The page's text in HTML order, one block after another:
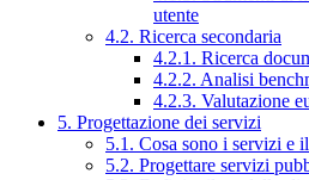
utente
4.2. Ricerca secondaria
4.2.1. Ricerca
4.2.2. Analisi
4.2.3. Valutazione
5. Progettazione dei servizi
5.1. Cosa sono i servizi e
5.2. Progettare servizi